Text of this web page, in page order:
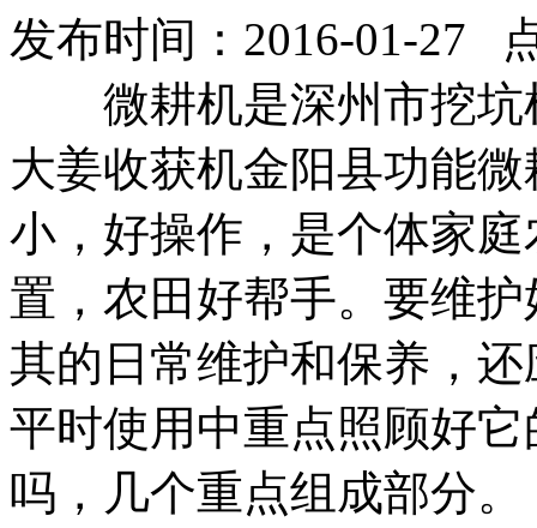
发布时间：2016-01-27
微耕机是深州市挖坑
大姜收获机金阳县功能微
小，好操作，是个体家庭
置， 农田好帮手。要维
其的日常维护和保养，还
平时使用中重点照顾好它
吗， 几个重点组成部分。